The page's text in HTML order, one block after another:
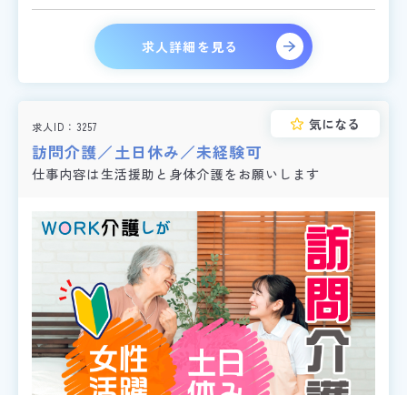
求人詳細を見る
求人ID 3257
訪問介護／土日休み／未経験可
仕事内容は生活援助と身体介護をお願いします
気になる